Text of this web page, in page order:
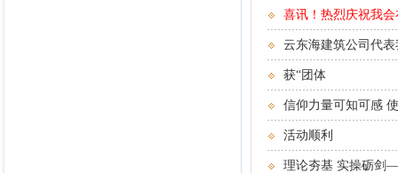
喜讯！热烈庆祝我会
云东海建筑公司代
获“团体
信仰力量可知可感
活动顺利
理论夯基 实操砺剑